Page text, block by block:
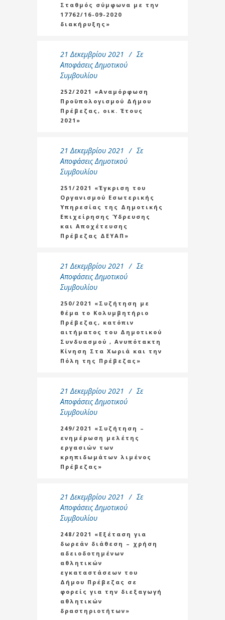
Σταθμός σύμφωνα με την
17762/16-09-2020
διακήρυξης»
21 Δεκεμβρίου 2021
Σε
Αποφάσεις Δημοτικού
Συμβουλίου
252/2021 «Αναμόρφωση
Προϋπολογισμού Δήμου
Πρέβεζας, οικ. Έτους
2021»
21 Δεκεμβρίου 2021
Σε
Αποφάσεις Δημοτικού
Συμβουλίου
251/2021 «Έγκριση του
Οργανισμού Εσωτερικής
Υπηρεσίας της Δημοτικής
Επιχείρησης Ύδρευσης
και Αποχέτευσης
Πρέβεζας ΔΕΥΑΠ»
21 Δεκεμβρίου 2021
Σε
Αποφάσεις Δημοτικού
Συμβουλίου
250/2021 «Συζήτηση με
θέμα το Κολυμβητήριο
Πρέβεζας, κατόπιν
αιτήματος του Δημοτικού
Συνδυασμού , Ανυπότακτη
Κίνηση Στα Χωριά και την
Πόλη της Πρέβεζας»
21 Δεκεμβρίου 2021
Σε
Αποφάσεις Δημοτικού
Συμβουλίου
249/2021 «Συζήτηση –
ενημέρωση μελέτης
εργασιών των
κρηπιδωμάτων λιμένος
Πρέβεζας»
21 Δεκεμβρίου 2021
Σε
Αποφάσεις Δημοτικού
Συμβουλίου
248/2021 «Εξέταση για
δωρεάν διάθεση – χρήση
αδειοδοτημένων
αθλητικών
εγκαταστάσεων του
Δήμου Πρέβεζας σε
φορείς για την διεξαγωγή
αθλητικών
δραστηριοτήτων»